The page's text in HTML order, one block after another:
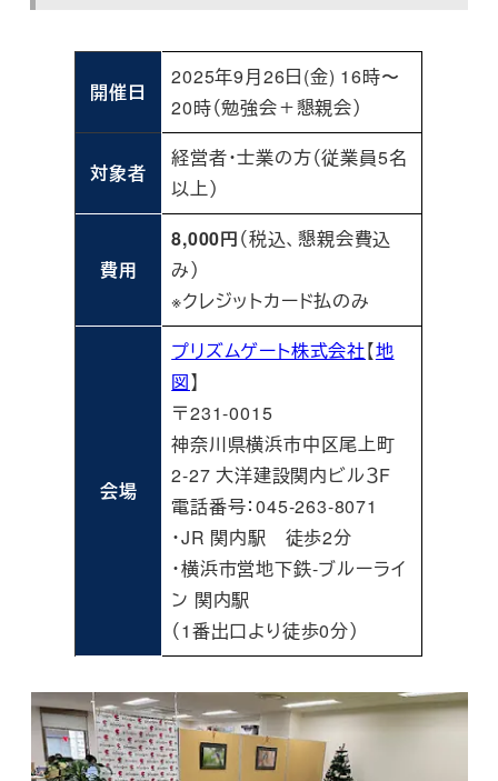
開催日
2025年9月26日(金) 16時〜
20時（勉強会＋懇親会）
対象者
経営者・士業の方（従業員5名
以上）
費用
8,000円（税込、懇親会費込
み）
※クレジットカード払のみ
会場
プリズムゲート株式会社【地
図】
〒231-0015
神奈川県横浜市中区尾上町
2-27 大洋建設関内ビル３F
電話番号：045-263-8071
・JR 関内駅 徒歩2分
・横浜市営地下鉄-ブルーライ
ン 関内駅
（1番出口より徒歩0分）